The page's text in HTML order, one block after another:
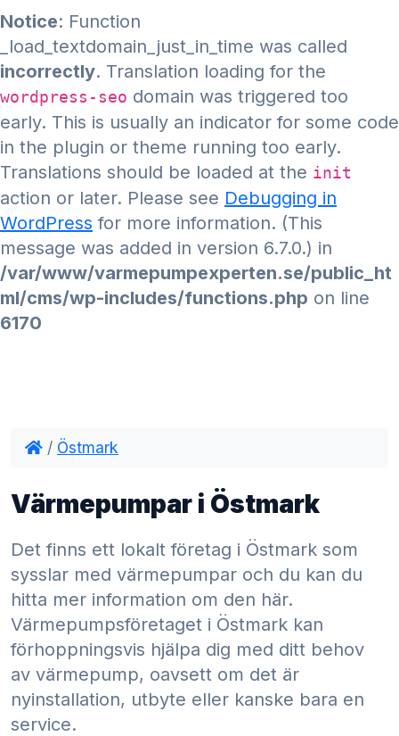
Notice: Function
_load_textdomain_just_in_time was called
incorrectly. Translation loading for the
wordpress-seo domain was triggered too
early. This is usually an indicator for some code
in the plugin or theme running too early.
Translations should be loaded at the init
action or later. Please see Debugging in
WordPress for more information. (This
message was added in version 6.7.0.) in
/var/www/varmepumpexperten.se/public_ht
ml/cms/wp-includes/functions.php on line
6170
/ Östmark
Värmepumpar i Östmark
Det finns ett lokalt företag i Östmark som
sysslar med värmepumpar och du kan du
hitta mer information om den här.
Värmepumpsföretaget i Östmark kan
förhoppningsvis hjälpa dig med ditt behov
av värmepump, oavsett om det är
nyinstallation, utbyte eller kanske bara en
service.